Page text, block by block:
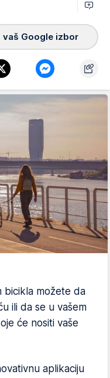
vaš Google izbor
bicikla možete da
ili da se u vašem
će nositi vaše
aplikaciju